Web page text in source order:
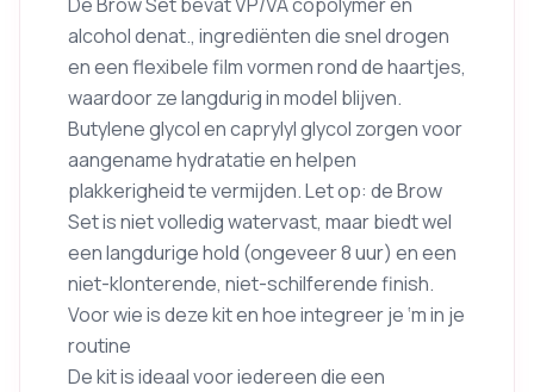
alcohol denat., ingrediënten die snel drogen
en een flexibele film vormen rond de haartjes,
waardoor ze langdurig in model blijven.
Butylene glycol en caprylyl glycol zorgen voor
aangename hydratatie en helpen
plakkerigheid te vermijden. Let op: de Brow
Set is niet volledig watervast, maar biedt wel
een langdurige hold (ongeveer 8 uur) en een
niet-klonterende, niet-schilferende finish.
Voor wie is deze kit en hoe integreer je ‘m in je
routine
De kit is ideaal voor iedereen die een